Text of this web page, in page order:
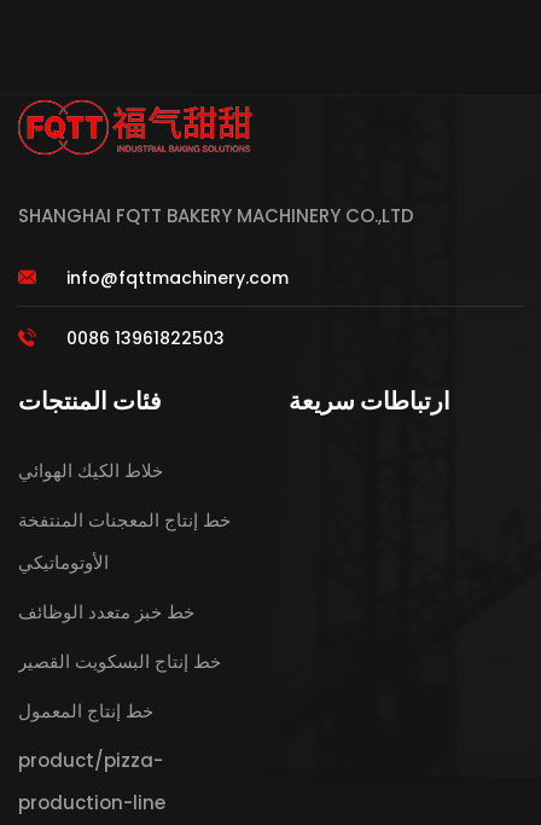
SHANGHAI FQTT BAKERY MACHINERY CO.,LTD
info@fqttmachinery.com
0086 13961822503
فئات المنتجات
خلاط الكيك الهوائي
خط إنتاج المعجنات المنتفخة
الأوتوماتيكي
خط خبز متعدد الوظائف
خط إنتاج البسكويت القصير
خط إنتاج المعمول
product/pizza-
production-line
ارتباطات سريعة